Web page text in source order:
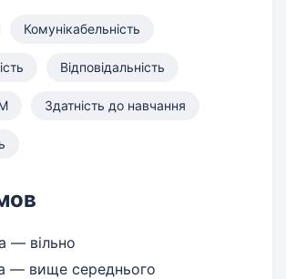
Комунікабельність
Відповідальність
Здатність до навчання
— вільно
— вище середнього